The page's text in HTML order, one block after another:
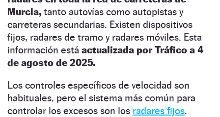
Murcia, tanto autovías como autopistas y
carreteras secundarias. Existen dispositivos
fijos, radares de tramo y radares móviles. Esta
información está actualizada por Tráfico a 4
de agosto de 2025.
Los controles específicos de velocidad son
habituales, pero el sistema más común para
controlar los excesos son los radares fijos.